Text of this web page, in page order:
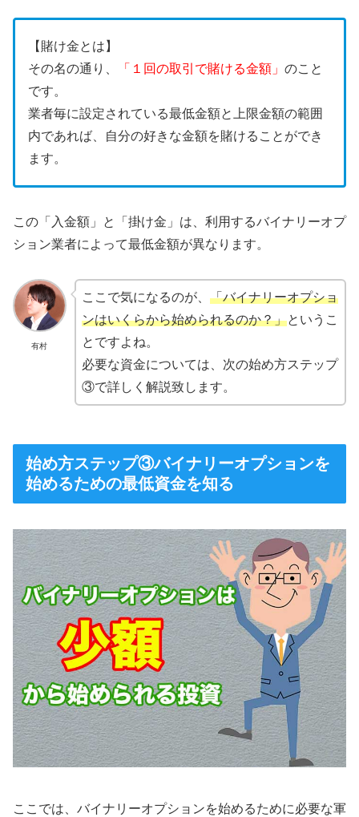
【賭け金とは】
その名の通り、
「１回の取引で賭ける金額」 のこと
です。
業者毎に設定されている最低金額と上限金額の範囲
内であれば、自分の好きな金額を賭けることができ
ます。
この「入金額」と「掛け金」は、利用するバイナリーオプ
ション業者によって最低金額が異なります。
有村
ここで気になるのが、 「バイナリーオプショ
ンはいくらから始められるのか？」というこ
とですよね。
必要な資金については、次の始め方ステップ
③で詳しく解説致します。
始め方ステップ③バイナリーオプションを
始めるための最低資金を知る
ここでは、バイナリーオプションを始めるために必要な軍